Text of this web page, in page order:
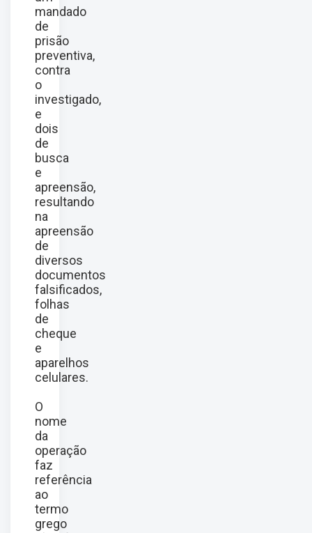
mandado
de
prisão
preventiva,
contra
o
investigado,
e
dois
de
busca
e
apreensão,
resultando
na
apreensão
de
diversos
documentos
falsificados,
folhas
de
cheque
e
aparelhos
celulares.
O
nome
da
operação
faz
referência
ao
termo
grego